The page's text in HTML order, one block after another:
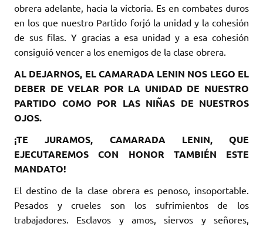
obrera adelante, hacia la victoria. Es en combates duros
en los que nuestro Partido forjó la unidad y la cohesión
de sus filas. Y gracias a esa unidad y a esa cohesión
consiguió vencer a los enemigos de la clase obrera.
AL DEJARNOS, EL CAMARADA LENIN NOS LEGO EL
DEBER DE VELAR POR LA UNIDAD DE NUESTRO
PARTIDO COMO POR LAS NIÑAS DE NUESTROS
OJOS.
¡TE JURAMOS, CAMARADA LENIN, QUE
EJECUTAREMOS CON HONOR TAMBIÉN ESTE
MANDATO!
El destino de la clase obrera es penoso, insoportable.
Pesados y crueles son los sufrimientos de los
trabajadores. Esclavos y amos, siervos y señores,